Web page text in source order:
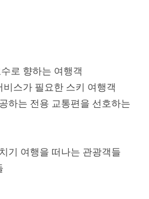
로 향하는 여행객
스가 필요한 스키 여행객
하는 전용 교통편을 선호하는
기 여행을 떠나는 관광객들